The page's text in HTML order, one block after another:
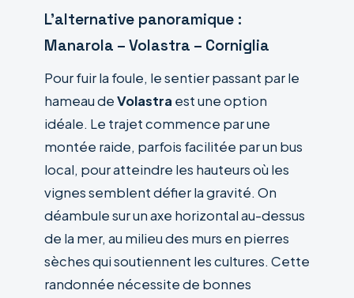
L’alternative panoramique :
Manarola – Volastra – Corniglia
Pour fuir la foule, le sentier passant par le
hameau deVolastra est une option
idéale. Le trajet commence par une
montée raide, parfois facilitée par un bus
local, pour atteindre les hauteurs où les
vignes semblent défier la gravité. On
déambule sur un axe horizontal au-dessus
de la mer, au milieu des murs en pierres
sèches qui soutiennent les cultures. Cette
randonnée nécessite de bonnes